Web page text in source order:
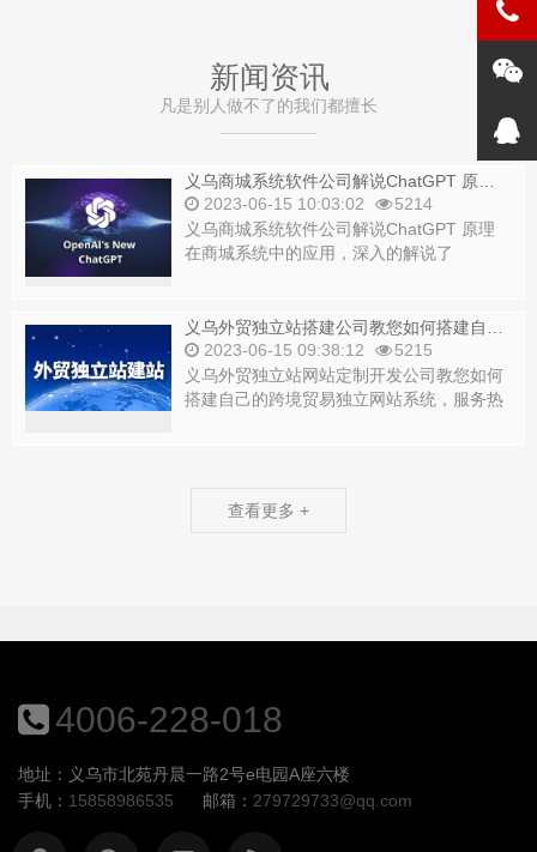
新闻资讯
凡是别人做不了的我们都擅长
义乌商城系统软件公司解说ChatGPT 原理在商城系统中的应用
2023-06-15 10:03:02
5214
义乌商城系统软件公司解说ChatGPT 原理
在商城系统中的应用，深入的解说了
义乌外贸独立站搭建公司教您如何搭建自己的跨境贸易独立网站系统
2023-06-15 09:38:12
5215
义乌外贸独立站网站定制开发公司教您如何
搭建自己的跨境贸易独立网站系统，服务热
查看更多 +
4006-228-018
地址：义乌市北苑丹晨一路2号e电园A座六楼
手机： 15858986535 邮箱： 279729733@qq.com